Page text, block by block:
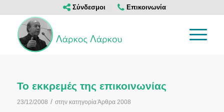
Σύνδεσμοι Επικοινωνία
Το εκκρεμές της επικοινωνίας
23/12/2008 / στην κατηγορίαΆρθρα 2008